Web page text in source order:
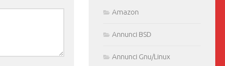
Amazon
Annunci BSD
Annunci Gnu/Linux